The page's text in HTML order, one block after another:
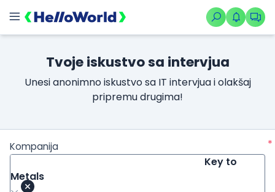
Tvoje iskustvo sa intervjua
Unesi anonimno iskustvo sa IT intervjua i olakšaj
pripremu drugima!
Kompanija
*
Key to
Metals